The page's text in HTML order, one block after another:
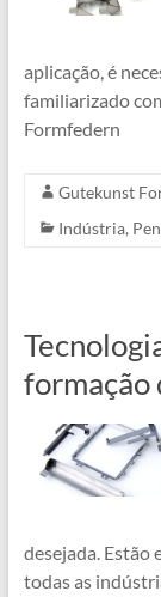
aplicação, é
familiarizado
Formfedern
Gutekunst
Indústria,
formação
desejada. Estão
todas as